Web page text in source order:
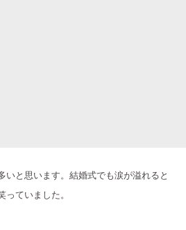
いと思います。結婚式でも涙が溢れると
ていました。